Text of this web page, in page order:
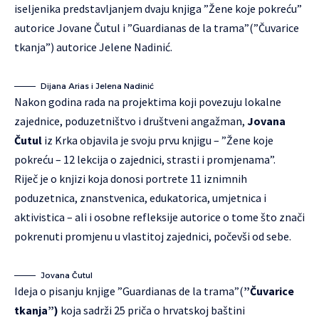
iseljenika predstavljanjem dvaju knjiga ”Žene koje pokreću”
autorice Jovane Čutul i ”Guardianas de la trama”(”Čuvarice
tkanja”) autorice Jelene Nadinić.
Dijana Arias i Jelena Nadinić
Nakon godina rada na projektima koji povezuju lokalne
zajednice, poduzetništvo i društveni angažman, Jovana
Čutul iz Krka objavila je svoju prvu knjigu – ”Žene koje
pokreću – 12 lekcija o zajednici, strasti i promjenama”.
Riječ je o knjizi koja donosi portrete 11 iznimnih
poduzetnica, znanstvenica, edukatorica, umjetnica i
aktivistica – ali i osobne refleksije autorice o tome što znači
pokrenuti promjenu u vlastitoj zajednici, počevši od sebe.
Jovana Čutul
Ideja o pisanju knjige ”Guardianas de la trama”(”Čuvarice
tkanja”) koja sadrži 25 priča o hrvatskoj baštini